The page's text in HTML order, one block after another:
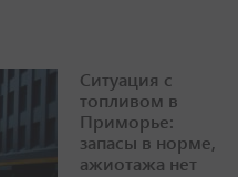
Ситуация с
топливом в
Приморье:
запасы в норме,
ажиотажа нет